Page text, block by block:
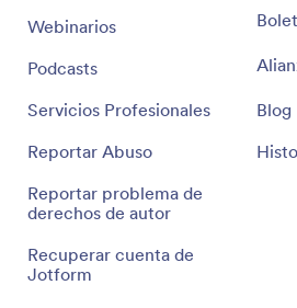
Webinarios
Podcasts
Servicios Profesionales
Reportar Abuso
Reportar problema de
derechos de autor
Recuperar cuenta de
Jotform
Blog